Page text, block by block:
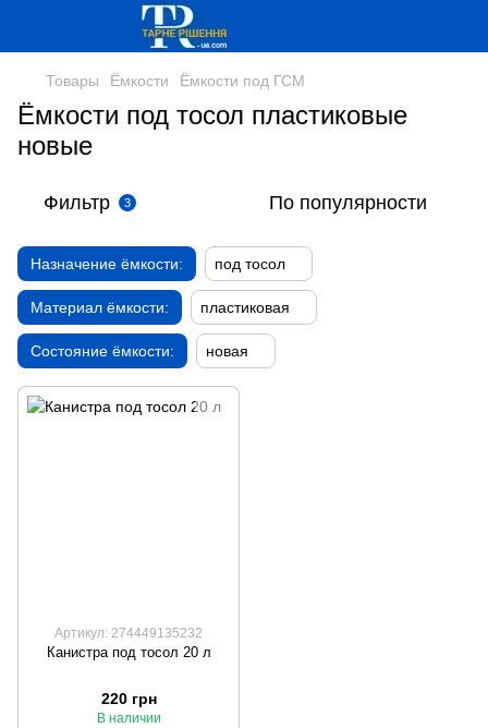
Товары Ёмкости Ёмкости под ГСМ
Ёмкости под тосол пластиковые
новые
Фильтр 3 По популярности
Назначение ёмкости: под тосол
Материал ёмкости: пластиковая
Состояние ёмкости: новая
Артикул: 274449135232
Канистра под тосол 20 л
220 грн
В наличии